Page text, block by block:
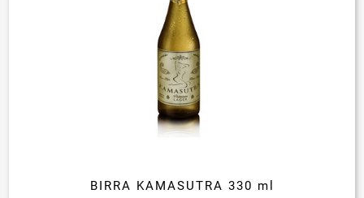
BIRRA KAMASUTRA 330 ml